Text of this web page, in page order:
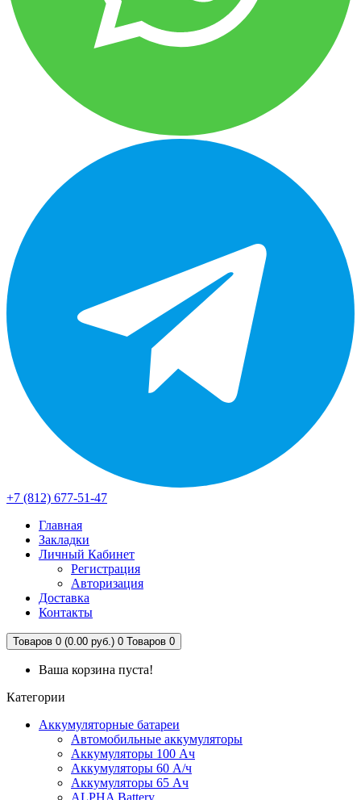
+7 (812) 677-51-47
Главная
Закладки
Личный Кабинет
Регистрация
Авторизация
Доставка
Контакты
Товаров 0 (0.00 руб.) 0 Товаров 0
Ваша корзина пуста!
Категории
Аккумуляторные батареи
Автомобильные аккумуляторы
Аккумуляторы 100 Ач
Аккумуляторы 60 А/ч
Аккумуляторы 65 Ач
ALPHA Battery